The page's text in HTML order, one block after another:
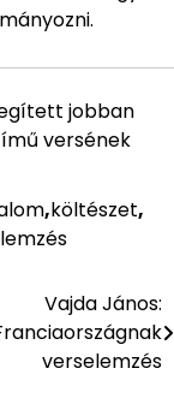
jobban
versének
,költészet,
Vajda János:
verselemzés